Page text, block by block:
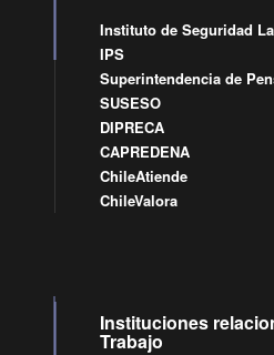
Instituto de Seguridad
IPS
Superintendencia de
SUSESO
DIPRECA
CAPREDENA
ChileAtiende
ChileValora
Instituciones
Trabajo